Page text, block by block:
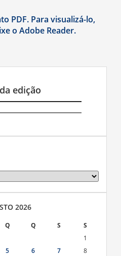
PDF. Para visualizá-lo,
o Adobe Reader.
edição
2026
Q Q S
S
1
5 6 7
8